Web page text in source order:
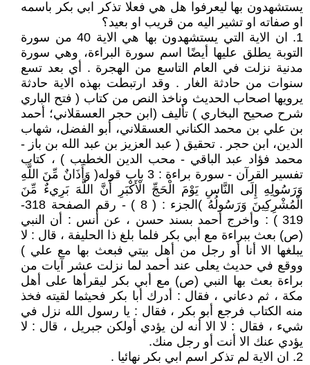
يستشهدون بها ليعرفوا هل هي فعلا تذكر ابي بكر باسمه
او صفاته او تشير اليه من قريب او بعيد؟
1. ان الاية التي يستشهدون بها هي الاية 40 من سورة
التوبة يطلق عليها أيضًا اسم سورة البراءة، وهي سورة
مدنية نزلت في العام التاسع من الهجرة . أي بعد تسع
سنوات من حادثة الغار . وقد ارتبطت بهذه الاية حادثة
يرويها اصحاب الحديث وناخذ النص من كتاب ( فتح الباري
شرح صحيح البخاري ) تأليف (ابن حجر العسقلاني؛ أحمد
بن علي بن محمد الكناني العسقلاني، أبو الفضل، شهاب
الدين، ابن حجر . تحقيق ( عبد العزيز بن عبد الله بن باز -
محمد فؤاد عبد الباقي - محب الدين الخطيب ) ، كتاب
تفسير القرآن - سورة براءة : 3 باب قوله( وَأَذَانٌ مِّنَ اللَّهِ
وَرَسُولِهِ إِلَى النَّاسِ يَوْمَ الْحَجِّ الْأَكْبَرِ أَنَّ اللَّهَ بَرِيءٌ مِّنَ
الْمُشْرِكِينَ وَرَسُولُهُ )الجزء : ( 8 ) - رقم الصفحة 318-
319 ) : وأخرج أحمد بسند حسن ، عن أنس : أن النبي
(ص) بعث ببراءة مع أبي بكر فلما بلغ ذا الحليفة ، قال : لا
يبلغها الا أنا أو رجل من أهل بيتي فبعث بها مع علي )
ووقع في حديث يعلى عند أحمد لما نزلت عشر آيات من
براءة بعث بها النبي (ص) مع أبي بكر ليقرأها على أهل
مكة ، ثم دعاني ، فقال : أدرك أبا بكر فحيثما لقيته فخذ
منه الكتاب فرجع أبو بكر ، فقال : يا رسول الله نزل في
شيء ، فقال : لا الا أنه لن يؤدي أولكن جبريل ، قال : لا
يؤدي عنك الا أنت أو رجل منك.
2. ان الاية لم تذكر اسم ابي بكر نهائيا .